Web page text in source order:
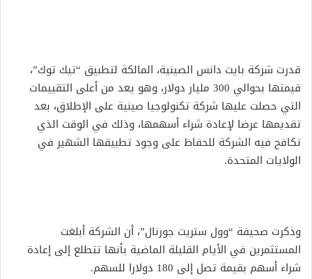
قدرت شركة بايت دانس الصينية، المالكة لتطبيق “تيك توك”،
قيمتها بحوالي 300 مليار دولار، وهو يعد من أعلى التقييمات
التي حصلت عليها شركة تكنولوجيا صينية على الإطلاق، بعد
تقديمها عرضا لإعادة شراء أسهمها، وذلك في الوقت الذي
تكافح فيه الشركة للحفاظ على وجود تطبيقها الشهير في
الولايات المتحدة.
وذكرت صحيفة “وول ستريت جورنال”، أن الشركة أبلغت
المستثمرين في الأيام القليلة الماضية بأنها تتطلع إلى إعادة
شراء أسهم بقيمة تصل إلى 180 دولارا للسهم.